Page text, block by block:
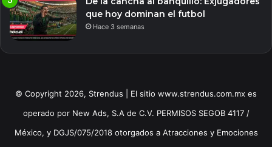
que hoy dominan el futbol
Hace 3 semanas
© Copyright 2026, Strendus | El sitio www.strendus.com.mx es
operado por New Ads, S.A de C.V. PERMISOS SEGOB 4117 /
México, y DGJS/075/2018 otorgados a Atracciones y Emociones